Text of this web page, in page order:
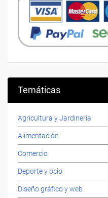
Temáticas
Agricultura y Jardinería
Alimentación
Comercio
Deporte y ocio
Diseño gráfico y web